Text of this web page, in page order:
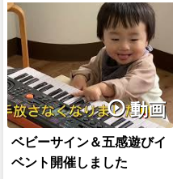
動画
ベビーサイン＆五感遊びイ
ベント開催しました